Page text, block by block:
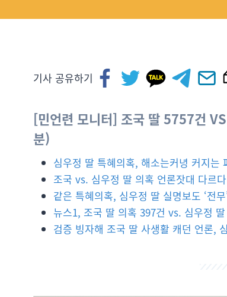
기사 공유하기
[민언련 모니터] 조국 딸 5757건
분)
심우정 딸 특혜의혹, 해소는커녕 커지는
조국 vs. 심우정 딸 의혹 언론잣대 다르다
같은 특혜의혹, 심우정 딸 실명보도 ‘전무
뉴스1, 조국 딸 의혹 397건 vs. 심우정
검증 빙자해 조국 딸 사생활 캐던 언론,